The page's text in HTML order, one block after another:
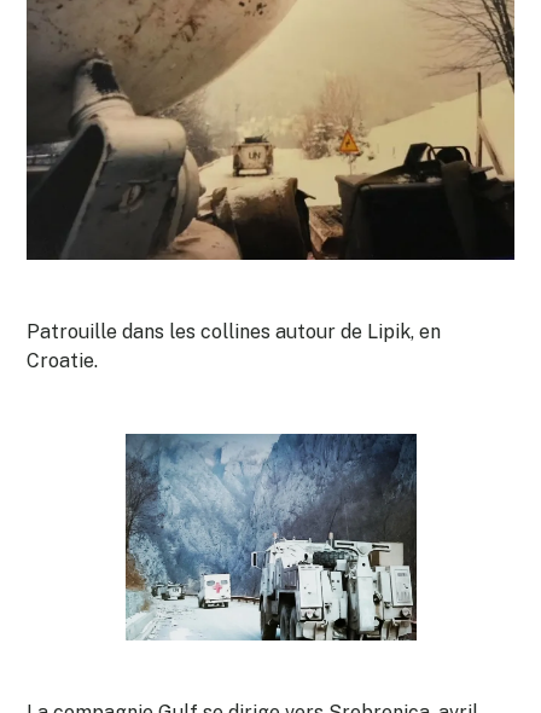
Patrouille dans les collines autour de Lipik, en
Croatie.